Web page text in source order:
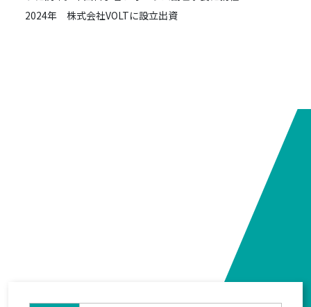
2024年 株式会社VOLTに設立出資